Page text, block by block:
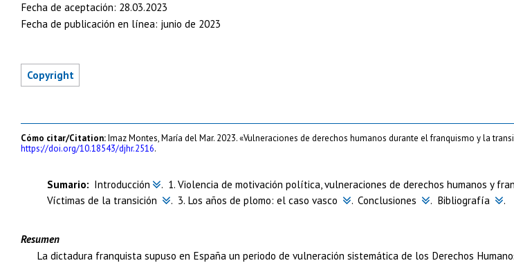
Fecha de aceptación: 28.03.2023
Fecha de publicación en línea: junio de 2023
Cómo citar/Citation:Imaz Montes, María del Mar. 2023. «Vulneraciones de derechos humanos durante el franquismo y la
https://doi.org/10.18543/djhr.2516.
Introducción . 1.Violencia de motivación política, vulneraciones de derechos humanos y
Víctimas de la transición
. 3. Los años de plomo: el caso vasco . Conclusiones . Bibliografía .
Resumen
La dictadura franquista supuso en España un periodo de vulneración sistemática de los Derechos